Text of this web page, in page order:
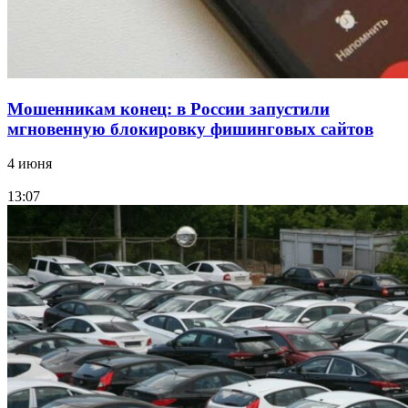
Мошенникам конец: в России запустили
мгновенную блокировку фишинговых сайтов
4 июня
13:07